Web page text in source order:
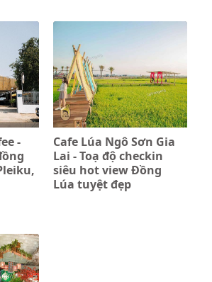
-
Cafe Lúa Ngô Sơn Gia
Lai - Toạ độ checkin
siêu hot view Đồng
Lúa tuyệt đẹp